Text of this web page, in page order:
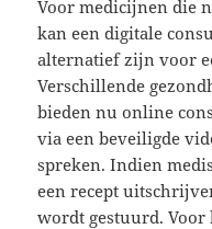
Voor medicijnen die
kan een digitale
alternatief zijn voor
Verschillende
bieden nu online
via een beveiligde
spreken. Indien
een recept
wordt gestuurd. Voor